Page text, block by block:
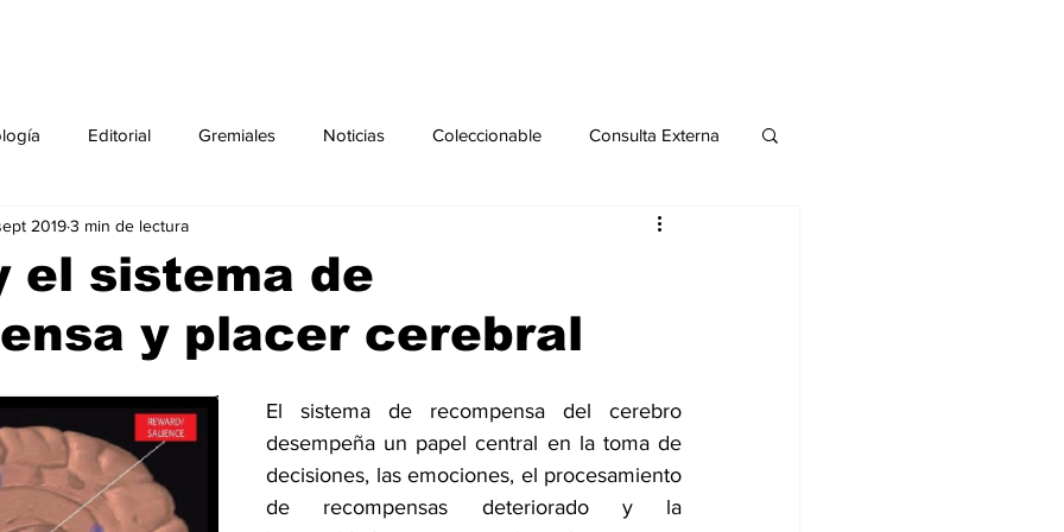
Editorial Gremiales Noticias Coleccionable Consulta Externa
Agenda Sección especial Publicaciones
Ciencia y Tecnología especial Coleccionable especial
Gremiales especial Noticias especial Salud Mental especial
Publicaciones especial dia mundial de la diabetes
el sistema de
y placer cerebral
20193 min de lectura
El sistema de recompensa del cerebro
desempeña un papel central en la toma de
decisiones, las emociones, el procesamiento
de recompensas deteriorado y la